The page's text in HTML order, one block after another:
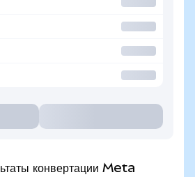
конвертации Meta